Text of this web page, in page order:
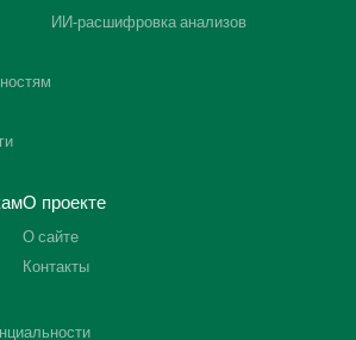
ИИ-расшифровка анализов
О проекте
О сайте
Контакты